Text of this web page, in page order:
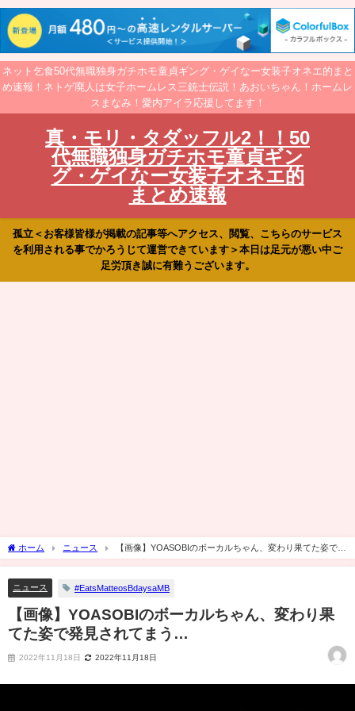
ネット乞食50代無職独身ガチホモ童貞ギング・ゲイなー女装子オネエ的まと
め速報！ネトゲ廃人は女子ホームレス三銃士伝説！あおいちゃん！ホームレ
スまなみ！愛内アイラ応援してます！
真・モリ・タダッフル2！！50
代無職独身ガチホモ童貞ギン
グ・ゲイなー女装子オネエ的
まとめ速報
孤立＜お客様皆様が掲載の記事等へアクセス、閲覧、こちらのサービス
を利用される事でかろうじて運営できています＞本日は足元が悪い中ご
足労頂き誠に有難うございます。
ホーム ニュース
【画像】YOASOBIのボーカルちゃん、変わり果てた姿で発
見されてまう…
ニュース #EatsMatteosBdaysaMB
【画像】YOASOBIのボーカルちゃん、変わり果
てた姿で発見されてまう…
2022年11月18日 2022年11月18日